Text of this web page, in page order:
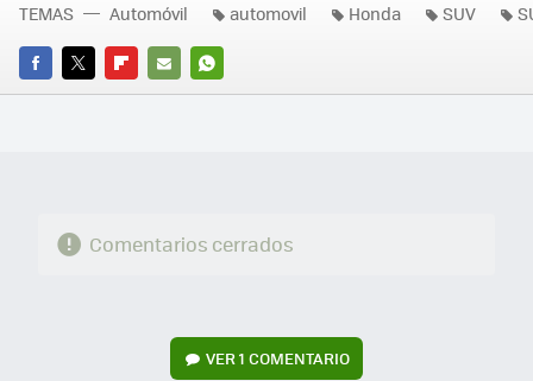
FACEBOOK
TWITTERFLIPBOARD
E-
WHATSAPP
TEMAS Automóvil automovil Honda SUV
Comentarios cerrados
VER1 COMENTARIO